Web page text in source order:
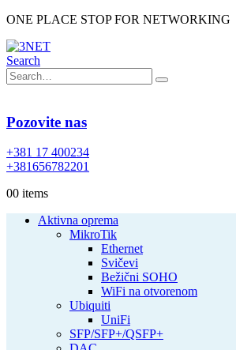
ONE PLACE STOP FOR NETWORKING
Search
Pozovite nas
+381 17 400234
+381656782201
00 items
Aktivna oprema
MikroTik
Ethernet
Svičevi
Bežični SOHO
WiFi na otvorenom
Ubiquiti
UniFi
SFP/SFP+/QSFP+